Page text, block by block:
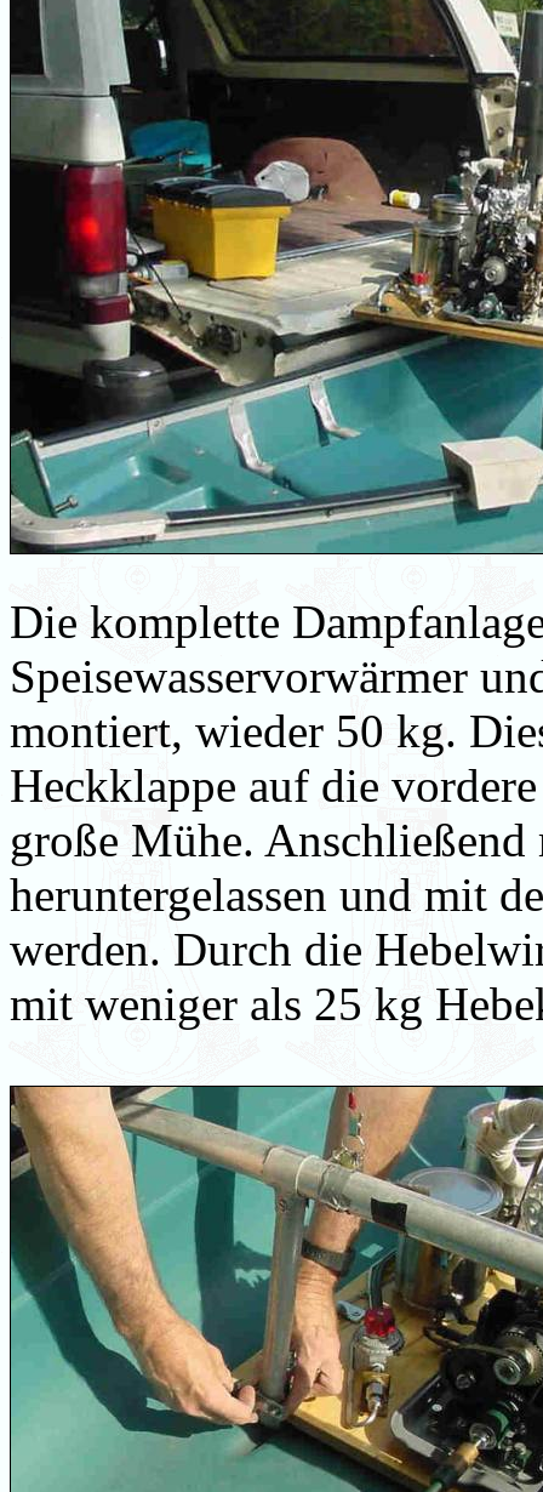
Die komplette
Speisewasservorwärmer
montiert, wieder 50 kg.
Heckklappe auf die
große Mühe.
heruntergelassen und mit
werden. Durch die
mit weniger als 25 kg